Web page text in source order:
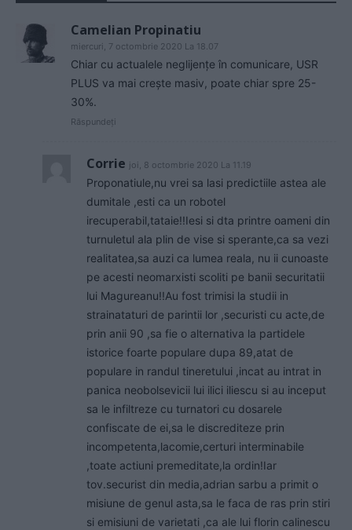
Camelian Propinatiu
miercuri, 7 octombrie 2020 La 18.07
Chiar cu actualele neglijenţe în comunicare, USR
PLUS va mai creşte masiv, poate chiar spre 25-
30%.
Răspundeți
Corrie joi, 8 octombrie 2020 La 11.19
Proponatiule,nu vrei sa lasi predictiile astea ale
dumitale ,esti ca un robotel
irecuperabil,tataie!!Iesi si dta printre oameni din
turnuletul ala plin de vise si sperante,ca sa vezi
realitatea,sa auzi ca lumea reala, nu ii cunoaste
pe acesti neomarxisti scoliti pe banii securitatii
lui Magureanu!!Au fost trimisi la studii in
strainataturi de parintii lor ,securisti cu acte,de
prin anii 90 ,sa fie o alternativa la partidele
istorice foarte populare dupa 89,atat de
populare in randul tineretului ,incat au intrat in
panica neobolsevicii lui ilici iliescu si au inceput
sa le infiltreze cu turnatori cu dosarele
confiscate de ei,sa le discrediteze prin
incompetenta,lacomie,certuri interminabile
,toate actiuni premeditate,la ordin!Iar
tov.securist din media,adrian sarbu a primit o
misiune de genul asta,sa le faca de ras prin stiri
si emisiuni de varietati ,ca ale lui florin calinescu